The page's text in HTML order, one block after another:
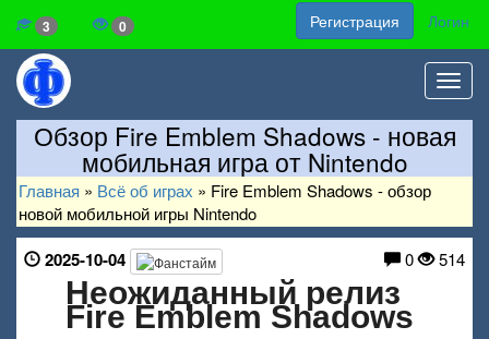
3 0 Регистрация Логин
Обзор Fire Emblem Shadows - новая
мобильная игра от Nintendo
Главная » Всё об играх » Fire Emblem Shadows - обзор
новой мобильной игры Nintendo
2025-10-04 0 514
Неожиданный релиз
Fire Emblem Shadows